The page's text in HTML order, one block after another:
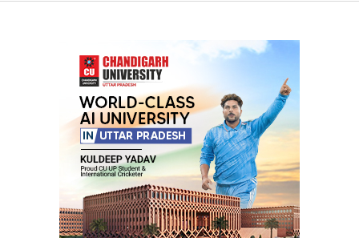
Your Name*
Your E-mail*
Submit Comment